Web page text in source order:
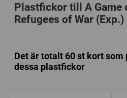
Serie: A Game of Thrones
(LCG): A Time of Ravens
Länkar: Tillverkarens hemsida ,
Plastfickor till A Game
Refugees of War (Exp.)
Det är totalt 60 st kort som
dessa plastfickor